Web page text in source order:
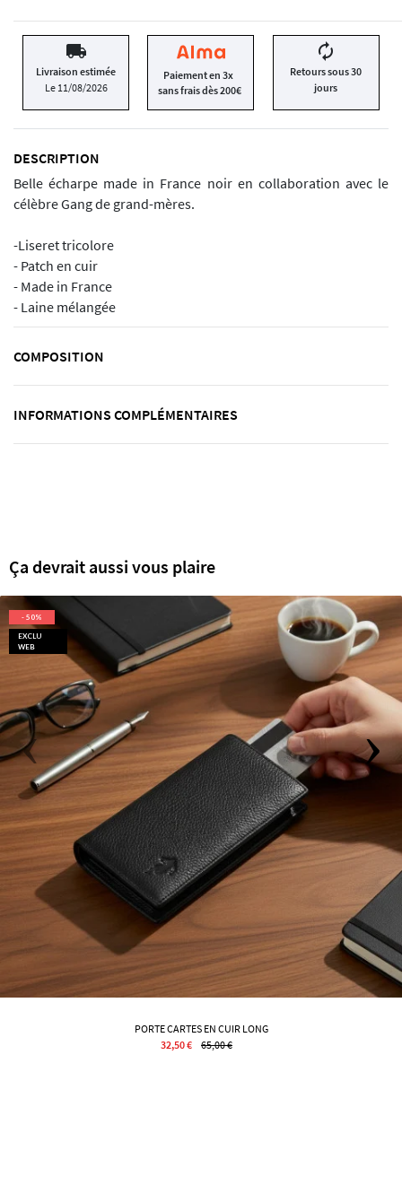
local_shipping
Livraison estimée
Le 11/08/2026
Paiement en 3x
sans frais dès 200€
autorenew
Retours sous 30
jours
DESCRIPTION
Belle écharpe made in France noir en collaboration avec le
célèbre Gang de grand-mères.
-Liseret tricolore
- Patch en cuir
- Made in France
- Laine mélangée
COMPOSITION
INFORMATIONS COMPLÉMENTAIRES
Ça devrait aussi vous plaire
EXCLU
WEB
PORTE CARTES EN CUIR LONG
- 50%
32,50 € 65,00 €